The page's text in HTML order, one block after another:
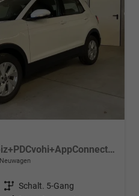
95PS Climatronic+Sitzheiz+PDCvohi+AppConnect+Side+TravelAssist+ACC
Neuwagen
Getriebe Schalt. 5-Gang